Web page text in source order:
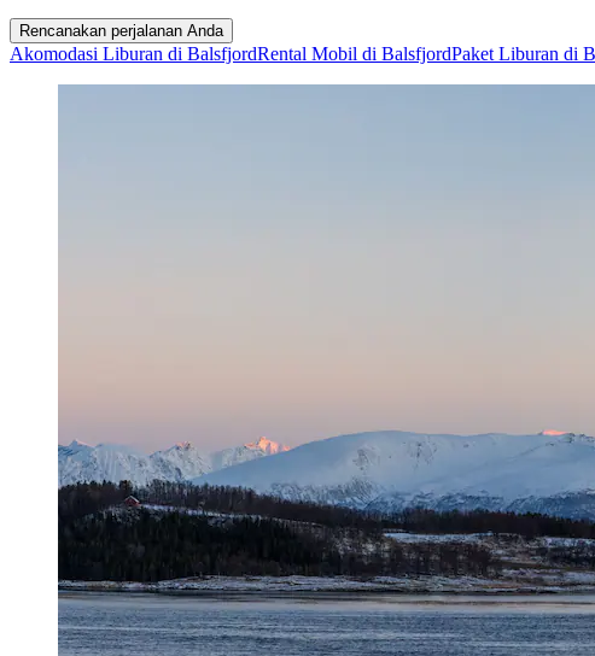
Rencanakan perjalanan Anda
Akomodasi Liburan di BalsfjordRental Mobil di BalsfjordPaket Liburan di